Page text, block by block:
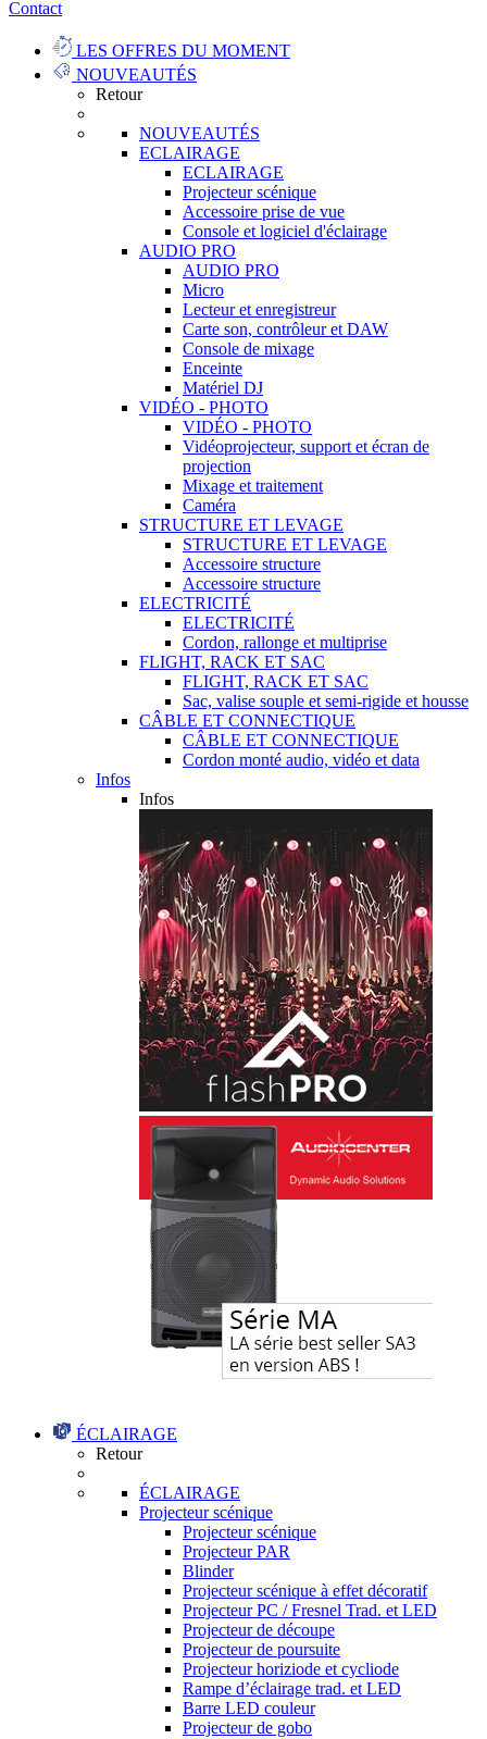
Contact
LES OFFRES DU MOMENT
NOUVEAUTÉS
Retour
NOUVEAUTÉS
ECLAIRAGE
ECLAIRAGE
Projecteur scénique
Accessoire prise de vue
Console et logiciel d'éclairage
AUDIO PRO
AUDIO PRO
Micro
Lecteur et enregistreur
Carte son, contrôleur et DAW
Console de mixage
Enceinte
Matériel DJ
VIDÉO - PHOTO
VIDÉO - PHOTO
Vidéoprojecteur, support et écran de
projection
Mixage et traitement
Caméra
STRUCTURE ET LEVAGE
STRUCTURE ET LEVAGE
Accessoire structure
Accessoire structure
ELECTRICITÉ
ELECTRICITÉ
Cordon, rallonge et multiprise
FLIGHT, RACK ET SAC
FLIGHT, RACK ET SAC
Sac, valise souple et semi-rigide et housse
CÂBLE ET CONNECTIQUE
CÂBLE ET CONNECTIQUE
Cordon monté audio, vidéo et data
Infos
Infos
ÉCLAIRAGE
Retour
ÉCLAIRAGE
Projecteur scénique
Projecteur scénique
Projecteur PAR
Blinder
Projecteur scénique à effet décoratif
Projecteur PC / Fresnel Trad. et LED
Projecteur de découpe
Projecteur de poursuite
Projecteur horiziode et cycliode
Rampe d’éclairage trad. et LED
Barre LED couleur
Projecteur de gobo